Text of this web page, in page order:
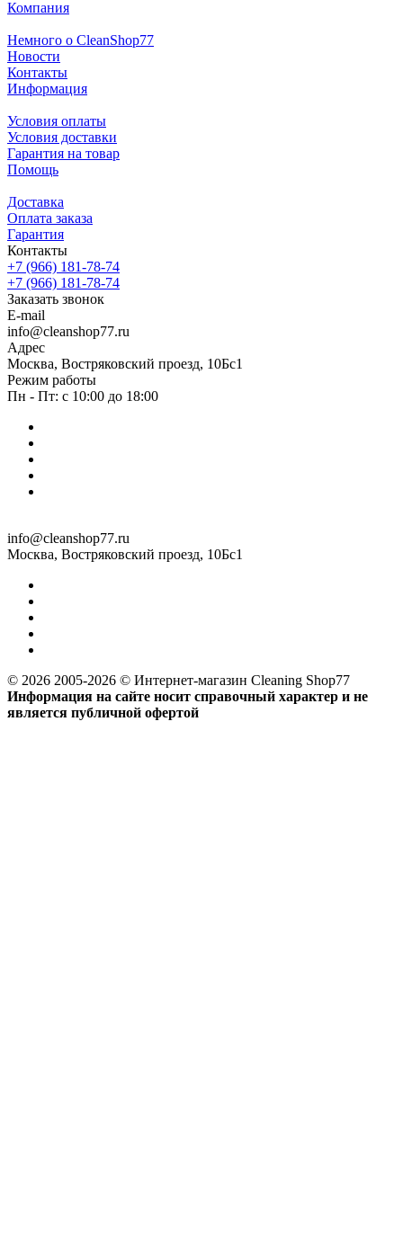
Компания
Немного о CleanShop77
Новости
Контакты
Информация
Условия оплаты
Условия доставки
Гарантия на товар
Помощь
Доставка
Оплата заказа
Гарантия
Контакты
+7 (966) 181-78-74
+7 (966) 181-78-74
Заказать звонок
E-mail
info@cleanshop77.ru
Адрес
Москва, Востряковский проезд, 10Бс1
Режим работы
Пн - Пт: с 10:00 до 18:00
info@cleanshop77.ru
Москва, Востряковский проезд, 10Бс1
© 2026 2005-2026 © Интернет-магазин Cleaning Shop77
Информация на сайте носит справочный характер и не
является публичной офертой